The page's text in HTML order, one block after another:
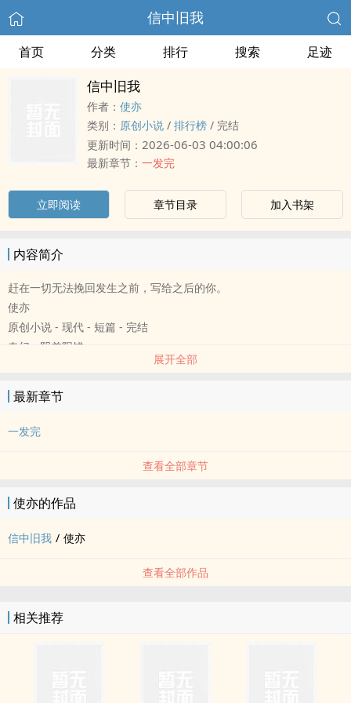
信中旧我
首页 分类 排行 搜索 足迹
信中旧我
作者： 使亦
类别： 原创小说 / 排行榜 / 完结
更新时间： 2026-06-03 04:00:06
最新章节： 一发完
立即阅读 章节目录 加入书架
内容简介
赶在一切无法挽回发生之前，写给之后的你。
使亦
原创小说 - 现代 - 短篇 - 完结
奇幻 - 阴差阳错
展开全部
最新章节
一发完
查看全部章节
使亦的作品
信中旧我 / 使亦
查看全部作品
相关推荐